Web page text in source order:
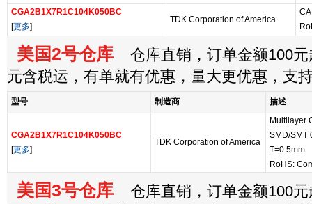
CGA2B1X7R1C104K050BC
[更多]
TDK Corporation of America
美国2号仓库 仓库直销，订单金额100元
元含税运，有单就有优惠，量大更优惠，支
型号 制造商 描述
CGA2B1X7R1C104K050BC
[更多]
TDK Corporation of America
Multilayer
SMD/SMT
T=0.5mm
RoHS:
美国3号仓库 仓库直销，订单金额100元